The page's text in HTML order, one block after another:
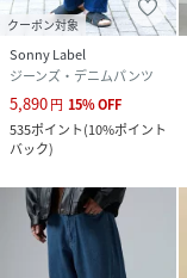
クーポン対象
Sonny Label
ジーンズ・デニムパンツ
5,890円 15%OFF
535ポイント(10%ポイント
バック)